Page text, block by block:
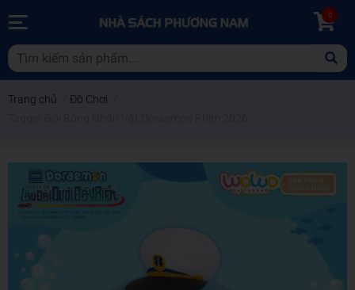
0
Trang chủ Đồ Chơi